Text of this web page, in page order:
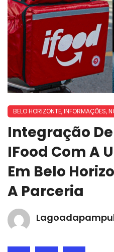
BELO HORIZONTE,INFORMAÇÕES,
Integração
IFood Com A
Em Belo
A Parceria